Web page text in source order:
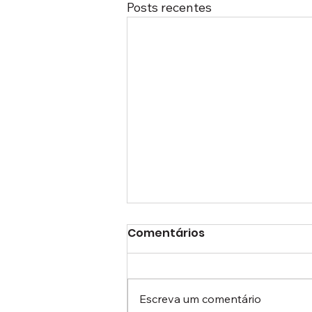
Posts recentes
Comentários
Escreva um comentário